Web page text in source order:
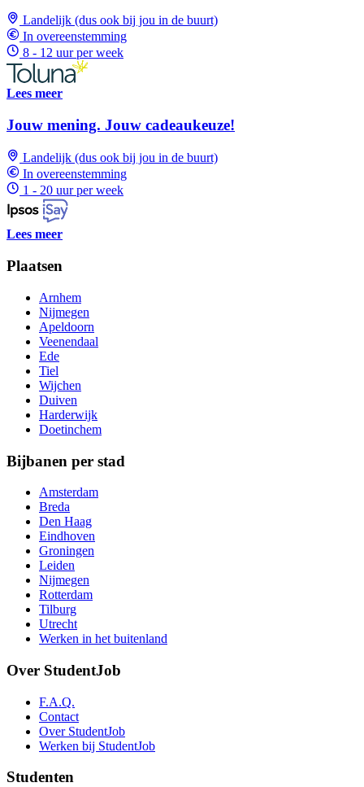
Landelijk (dus ook bij jou in de buurt)
In overeenstemming
8 - 12 uur per week
Lees meer
Jouw mening. Jouw cadeaukeuze!
Landelijk (dus ook bij jou in de buurt)
In overeenstemming
1 - 20 uur per week
Lees meer
Plaatsen
Arnhem
Nijmegen
Apeldoorn
Veenendaal
Ede
Tiel
Wijchen
Duiven
Harderwijk
Doetinchem
Bijbanen per stad
Amsterdam
Breda
Den Haag
Eindhoven
Groningen
Leiden
Nijmegen
Rotterdam
Tilburg
Utrecht
Werken in het buitenland
Over StudentJob
F.A.Q.
Contact
Over StudentJob
Werken bij StudentJob
Studenten